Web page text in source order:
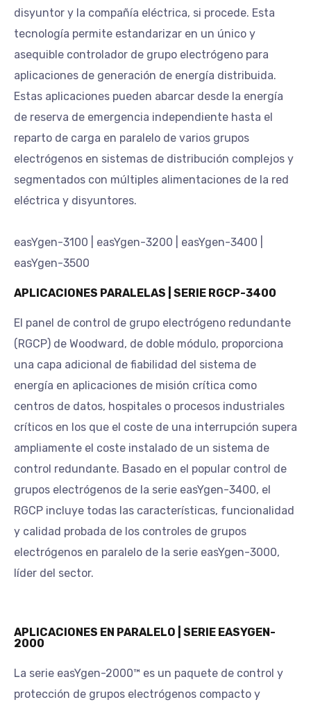
disyuntor y la compañía eléctrica, si procede. Esta
tecnología permite estandarizar en un único y
asequible controlador de grupo electrógeno para
aplicaciones de generación de energía distribuida.
Estas aplicaciones pueden abarcar desde la energía
de reserva de emergencia independiente hasta el
reparto de carga en paralelo de varios grupos
electrógenos en sistemas de distribución complejos y
segmentados con múltiples alimentaciones de la red
eléctrica y disyuntores.
easYgen-3100 | easYgen-3200 | easYgen-3400 |
easYgen-3500
APLICACIONES PARALELAS | SERIE RGCP-3400
El panel de control de grupo electrógeno redundante
(RGCP) de Woodward, de doble módulo, proporciona
una capa adicional de fiabilidad del sistema de
energía en aplicaciones de misión crítica como
centros de datos, hospitales o procesos industriales
críticos en los que el coste de una interrupción supera
ampliamente el coste instalado de un sistema de
control redundante. Basado en el popular control de
grupos electrógenos de la serie easYgen-3400, el
RGCP incluye todas las características, funcionalidad
y calidad probada de los controles de grupos
electrógenos en paralelo de la serie easYgen-3000,
líder del sector.
APLICACIONES EN PARALELO | SERIE EASYGEN-
2000
La serie easYgen-2000™ es un paquete de control y
protección de grupos electrógenos compacto y